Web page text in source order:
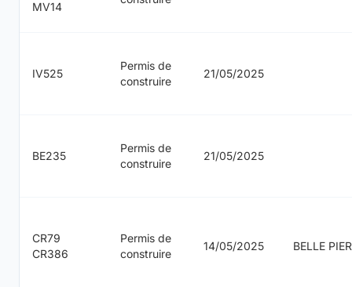
MV14
IV525
Permis de
construire
21/05/2025
BE235
Permis de
construire
21/05/2025
CR79
CR386
Permis de
construire
14/05/2025 BELLE